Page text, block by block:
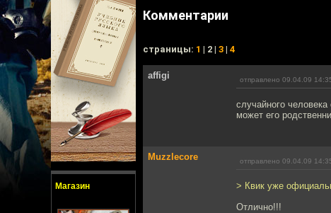
Магазин
Комментарии
cтраницы: 1 | 2 | 3 | 4
affigi отправлено 09.04.09
случайного
может его
Muzzlecore отправлено 09.04.09
> Квик уже
Отлично!!!